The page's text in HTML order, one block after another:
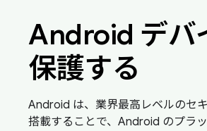
Android デバ
保護する
Android は、業界最高レベルのセ
搭載することで、Android のプラ